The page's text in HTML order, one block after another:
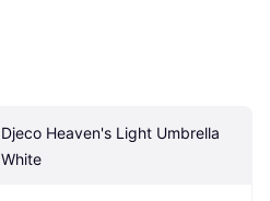
Djeco Heaven's Light Umbrella
White